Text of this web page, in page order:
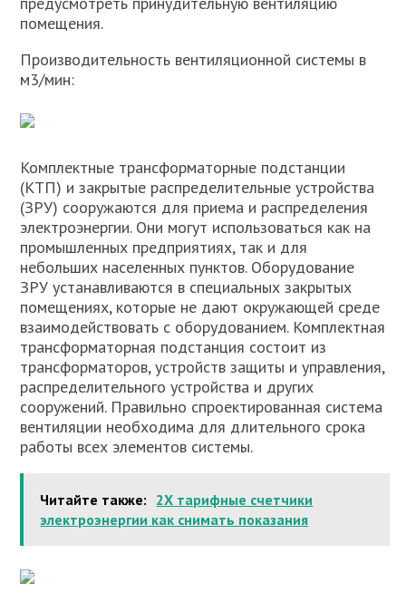
помещения.
Производительность вентиляционной системы в
м3/мин:
Комплектные трансформаторные подстанции
(КТП) и закрытые распределительные устройства
(ЗРУ) сооружаются для приема и распределения
электроэнергии. Они могут использоваться как на
промышленных предприятиях, так и для
небольших населенных пунктов. Оборудование
ЗРУ устанавливаются в специальных закрытых
помещениях, которые не дают окружающей среде
взаимодействовать с оборудованием. Комплектная
трансформаторная подстанция состоит из
трансформаторов, устройств защиты и управления,
распределительного устройства и других
сооружений. Правильно спроектированная система
вентиляции необходима для длительного срока
работы всех элементов системы.
Читайте также: 2Х тарифные счетчики
электроэнергии как снимать показания